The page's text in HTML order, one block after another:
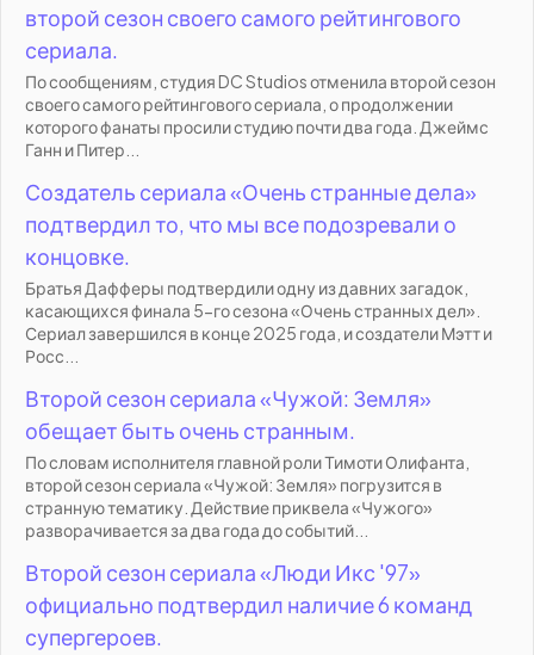
второй сезон своего самого рейтингового
сериала.
По сообщениям, студия DC Studios отменила второй сезон
своего самого рейтингового сериала, о продолжении
которого фанаты просили студию почти два года. Джеймс
Ганн и Питер...
Создатель сериала «Очень странные дела»
подтвердил то, что мы все подозревали о
концовке.
Братья Дафферы подтвердили одну из давних загадок,
касающихся финала 5-го сезона «Очень странных дел».
Сериал завершился в конце 2025 года, и создатели Мэтт и
Росс...
Второй сезон сериала «Чужой: Земля»
обещает быть очень странным.
По словам исполнителя главной роли Тимоти Олифанта,
второй сезон сериала «Чужой: Земля» погрузится в
странную тематику. Действие приквела «Чужого»
разворачивается за два года до событий...
Второй сезон сериала «Люди Икс '97»
официально подтвердил наличие 6 команд
супергероев.